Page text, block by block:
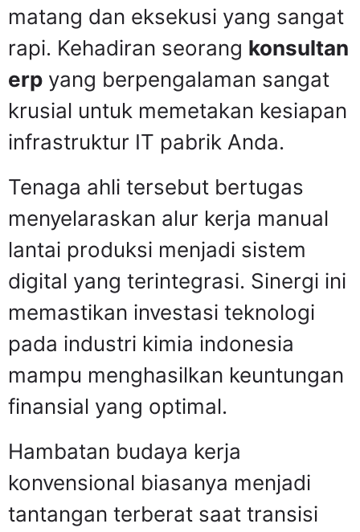
matang dan eksekusi yang sangat
rapi. Kehadiran seorang konsultan
erp yang berpengalaman sangat
krusial untuk memetakan kesiapan
infrastruktur IT pabrik Anda.
Tenaga ahli tersebut bertugas
menyelaraskan alur kerja manual
lantai produksi menjadi sistem
digital yang terintegrasi. Sinergi ini
memastikan investasi teknologi
pada industri kimia indonesia
mampu menghasilkan keuntungan
finansial yang optimal.
Hambatan budaya kerja
konvensional biasanya menjadi
tantangan terberat saat transisi